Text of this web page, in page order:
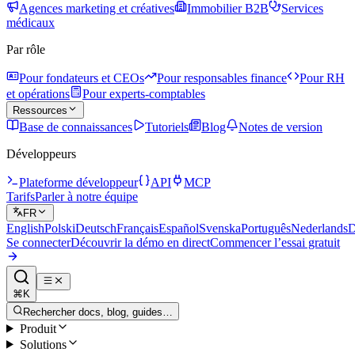
Agences marketing et créatives
Immobilier B2B
Services
médicaux
Par rôle
Pour fondateurs et CEOs Pour responsables finance
Pour RH
et opérations
Pour experts-comptables
Ressources
Base de connaissances Tutoriels Blog
Notes de version
Développeurs
Plateforme développeur API
MCP
TarifsParler à notre équipe
FR
EnglishPolskiDeutschFrançaisEspañolSvenskaPortuguêsNederlands
Se connecterDécouvrir la démo en directCommencer l’essai gratuit
⌘K
Rechercher docs, blog, guides…
Produit
Solutions